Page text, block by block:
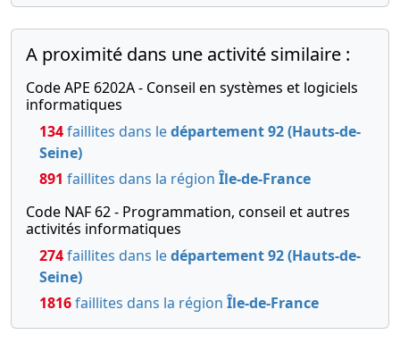
A proximité dans une activité similaire :
Code APE 6202A - Conseil en systèmes et logiciels
informatiques
134faillites dans ledépartement 92 (Hauts-de-
Seine)
891 faillites dans la région Île-de-France
Code NAF 62 - Programmation, conseil et autres
activités informatiques
274faillites dans ledépartement 92 (Hauts-de-
Seine)
1816faillites dans la région Île-de-France